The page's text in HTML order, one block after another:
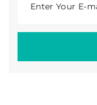
Enter Your E-